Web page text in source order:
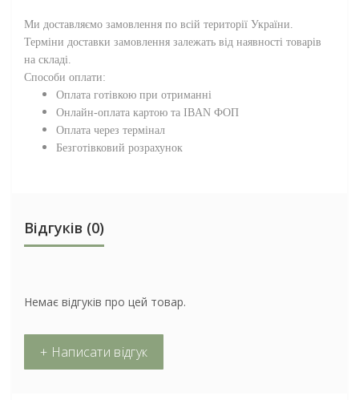
Ми доставляємо замовлення по всій території України.
Терміни доставки замовлення залежать від наявності товарів
на складі.
Способи оплати:
Оплата готівкою при отриманні
Онлайн-оплата картою та IBAN ФОП
Оплата через термінал
Безготівковий розрахунок
Відгуків (0)
Немає відгуків про цей товар.
+ Написати відгук